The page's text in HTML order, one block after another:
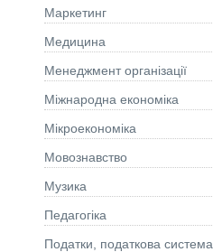
Маркетинг
Медицина
Менеджмент організації
Міжнародна економіка
Мікроекономіка
Мовознавство
Музика
Педагогіка
Податки, податкова система